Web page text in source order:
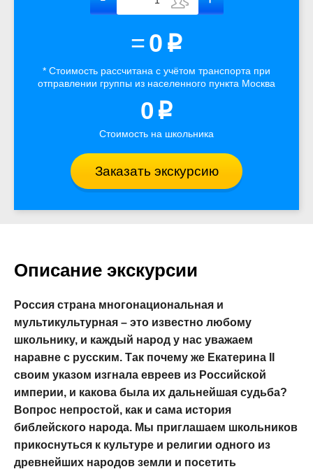
=0 p
* Стоимость рассчитана с учётом транспорта при
отправлении группы из населенного пункта Москва
0 p
Стоимость на школьника
Заказать экскурсию
Описание экскурсии
Россия страна многонациональная и
мультикультурная – это известно любому
школьнику, и каждый народ у нас уважаем
наравне с русским. Так почему же Екатерина II
своим указом изгнала евреев из Российской
империи, и какова была их дальнейшая судьба?
Вопрос непростой, как и сама история
библейского народа. Мы приглашаем школьников
прикоснуться к культуре и религии одного из
древнейших народов земли и посетить